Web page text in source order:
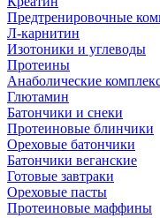
Предтренировочные
Л-карнитин
Изотоники и углеводы
Протеины
Анаболические
Глютамин
Батончики и снеки
Протеиновые блинчики
Ореховые батончики
Батончики веганские
Готовые завтраки
Ореховые пасты
Протеиновые маффины